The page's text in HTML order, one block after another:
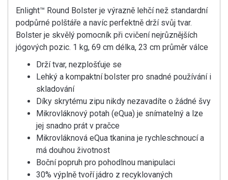
Enlight™ Round Bolster je výrazně lehčí než standardní
podpůrné polštáře a navíc perfektně drží svůj tvar.
Bolster je skvělý pomocník při cvičení nejrůznějších
jógových pozic. 1 kg, 69 cm délka, 23 cm průměr válce
Drží tvar, nezplošťuje se
Lehký a kompaktní bolster pro snadné používání i
skladování
Díky skrytému zipu nikdy nezavadíte o žádné švy
Mikrovláknový potah (eQua) je snímatelný a lze
jej snadno prát v pračce
Mikrovláknová eQua tkanina je rychleschnoucí a
má douhou životnost
Boční popruh pro pohodlnou manipulaci
30% výplně tvoří jádro z recyklovaných